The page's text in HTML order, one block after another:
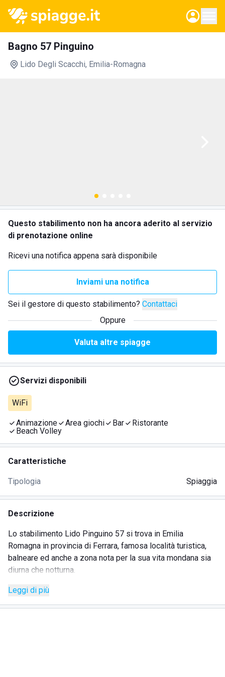
Bagno 57 Pinguino
Lido Degli Scacchi, Emilia-Romagna
Questo stabilimento non ha ancora aderito al servizio
di prenotazione online
Ricevi una notifica appena sarà disponibile
Inviami una notifica
Sei il gestore di questo stabilimento? Contattaci
Oppure
Valuta altre spiagge
Servizi disponibili
WiFi
Animazione Area giochi Bar
Ristorante
Beach Volley
Caratteristiche
Tipologia Spiaggia
Descrizione
Lo stabilimento Lido Pinguino 57 si trova in Emilia
Romagna in provincia di Ferrara, famosa località turistica,
balneare ed anche a zona nota per la sua vita mondana sia
diurna che notturna.
infatti si trova a pochi chilometri da città turistiche molto
belle che meritano una piccola gita per impreziosire la
Leggi di più